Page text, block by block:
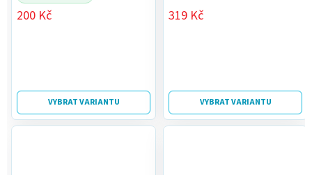
200 Kč
VYBRAT VARIANTU
319 Kč
VYBRAT VARIANTU